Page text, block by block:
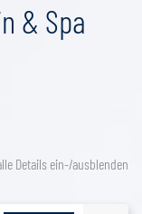
& Spa
Details ein-/ausblenden